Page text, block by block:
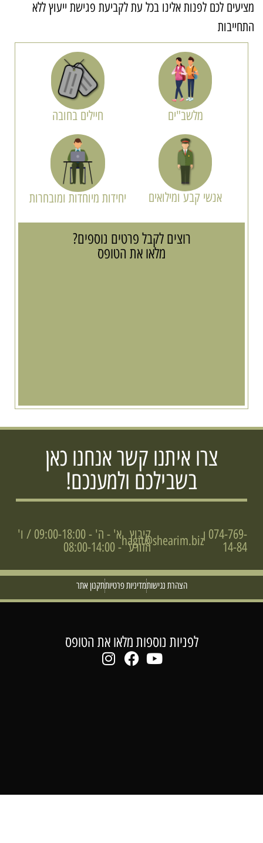
לכם לפנות אלינו בכל עת לקביעת פגישת ייעוץ ללא
מלשב"ים חיילים בחובה
אנשי קבע ומילואים יחידות מיוחדות ומובחרות
רוצים לקבל פרטים נוספים?
מלאו את הטופס
צרו איתנו קשר אנחנו כאן
בשבילכם ולמענכם!
074-769-
14-84
|
hagit@shearim.biz
קיבוץ
הזורע
א' - ה' - 09:00-18:00 / ו'
- 08:00-14:00
הצהרת נגישותמדיניות פרטיותתקנון אתר
לפניות נוספות מלאו את הטופס